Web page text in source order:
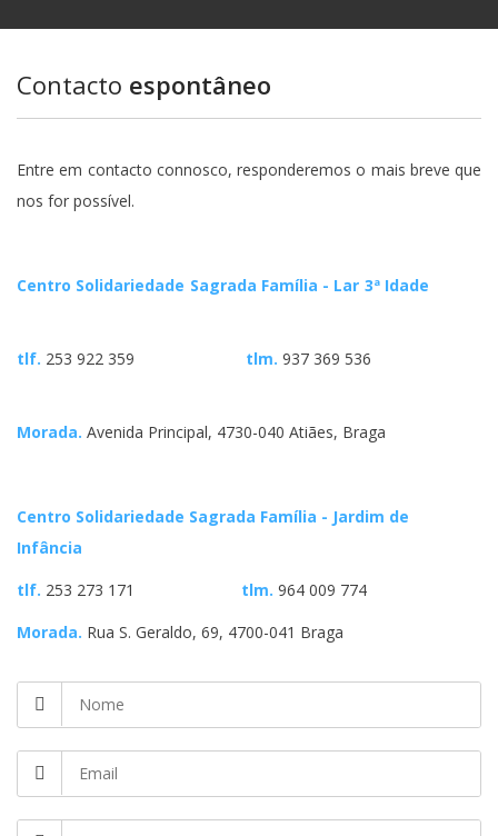
Contacto espontâneo
Entre em contacto connosco, responderemos o mais breve que
nos for possível.
Centro Solidariedade Sagrada Família - Lar 3ª Idade
tlf. 253 922 359 tlm. 937 369 536
Morada. Avenida Principal, 4730-040 Atiães, Braga
Centro Solidariedade Sagrada Família - Jardim de
Infância
tlf. 253 273 171 tlm. 964 009 774
Morada. Rua S. Geraldo, 69, 4700-041 Braga